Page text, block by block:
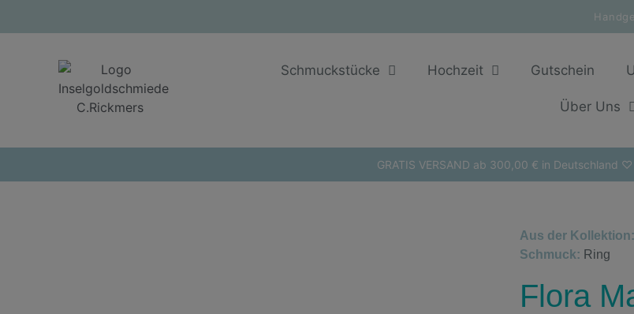
Schmuckstücke Hochzeit Gutschein
Über Uns
GRATIS VERSAND ab 300,00 € in Deutschland ♡
Aus der Kollektion:
Schmuck: Ring
Flora